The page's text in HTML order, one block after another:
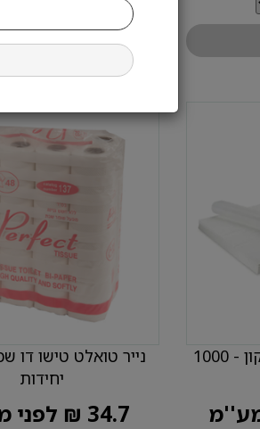
הוסף לעגלה
נייר אפייה 40X60 סיליקון - 1000
יחידות
34.7 ₪ לפני מע''מ